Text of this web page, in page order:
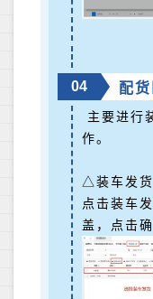
04 配货
主要进行
作。
△装车发货
点击装车
盖，点击确